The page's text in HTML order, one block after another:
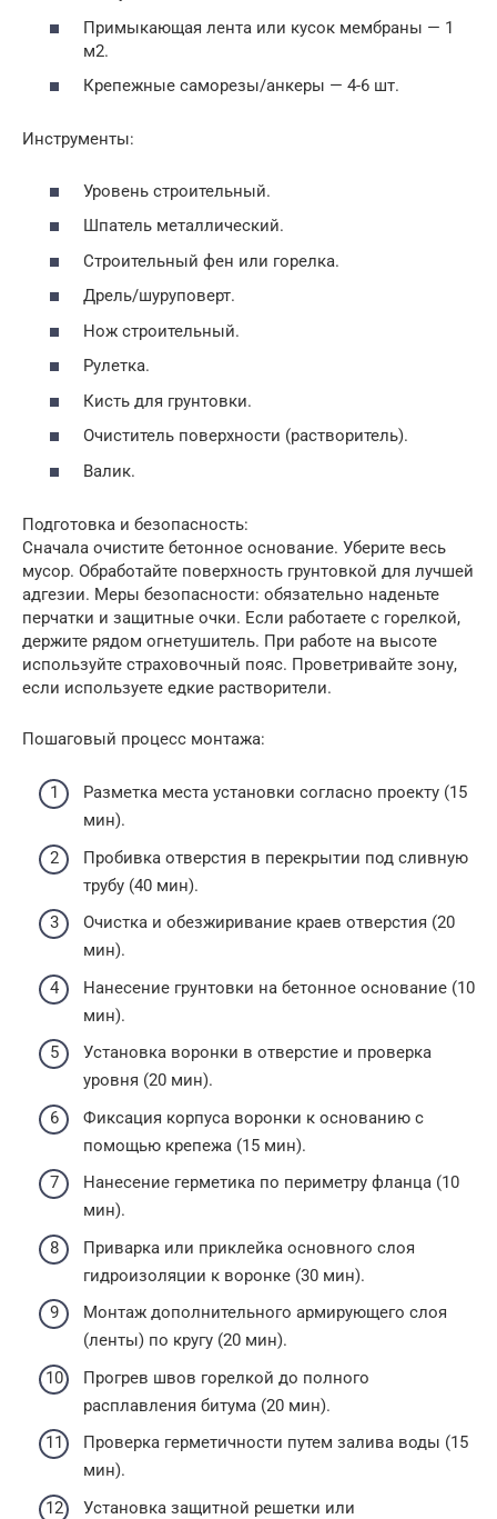
Примыкающая лента или кусок мембраны — 1
м2.
Крепежные саморезы/анкеры — 4-6 шт.
Инструменты:
Уровень строительный.
Шпатель металлический.
Строительный фен или горелка.
Дрель/шуруповерт.
Нож строительный.
Рулетка.
Кисть для грунтовки.
Очиститель поверхности (растворитель).
Валик.
Подготовка и безопасность:
Сначала очистите бетонное основание. Уберите весь
мусор. Обработайте поверхность грунтовкой для лучшей
адгезии. Меры безопасности: обязательно наденьте
перчатки и защитные очки. Если работаете с горелкой,
держите рядом огнетушитель. При работе на высоте
используйте страховочный пояс. Проветривайте зону,
если используете едкие растворители.
Пошаговый процесс монтажа:
Разметка места установки согласно проекту (15
мин).
Пробивка отверстия в перекрытии под сливную
трубу (40 мин).
Очистка и обезжиривание краев отверстия (20
мин).
Нанесение грунтовки на бетонное основание (10
мин).
Установка воронки в отверстие и проверка
уровня (20 мин).
Фиксация корпуса воронки к основанию с
помощью крепежа (15 мин).
Нанесение герметика по периметру фланца (10
мин).
Приварка или приклейка основного слоя
гидроизоляции к воронке (30 мин).
Монтаж дополнительного армирующего слоя
(ленты) по кругу (20 мин).
Прогрев швов горелкой до полного
расплавления битума (20 мин).
Проверка герметичности путем залива воды (15
мин).
Установка защитной решетки или